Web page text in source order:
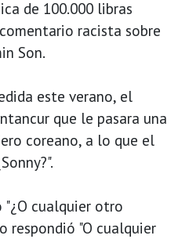
de 100.000 libras
racista sobre
Son.
este verano, el
que le pasara una
coreano, a lo que el
cualquier otro
respondió "O cualquier